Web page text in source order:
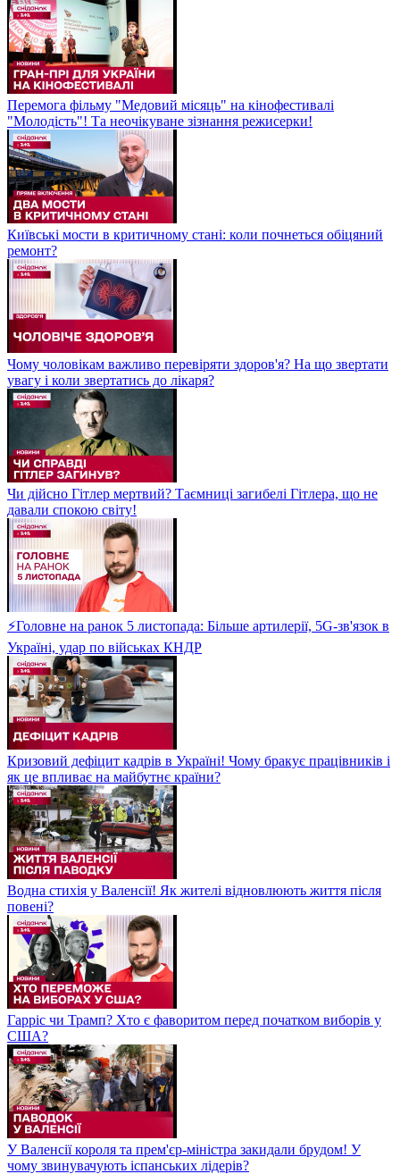
Перемога фільму "Медовий місяць" на кінофестивалі
"Молодість"! Та неочікуване зізнання режисерки!
Київські мости в критичному стані: коли почнеться обіцяний
ремонт?
Чому чоловікам важливо перевіряти здоров'я? На що звертати
увагу і коли звертатись до лікаря?
Чи дійсно Гітлер мертвий? Таємниці загибелі Гітлера, що не
давали спокою світу!
⚡Головне на ранок 5 листопада: Більше артилерії, 5G-зв'язок в
Україні, удар по військах КНДР
Кризовий дефіцит кадрів в Україні! Чому бракує працівників і
як це впливає на майбутнє країни?
Водна стихія у Валенсії! Як жителі відновлюють життя після
повені?
Гарріс чи Трамп? Хто є фаворитом перед початком виборів у
США?
У Валенсії короля та прем'єр-міністра закидали брудом! У
чому звинувачують іспанських лідерів?